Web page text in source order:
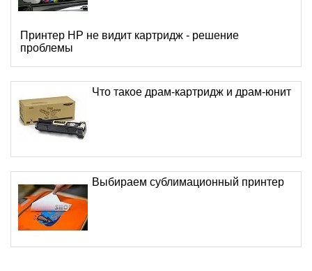
Принтер HP не видит картридж - решение
проблемы
Что такое драм-картридж и драм-юнит
Выбираем сублимационный принтер